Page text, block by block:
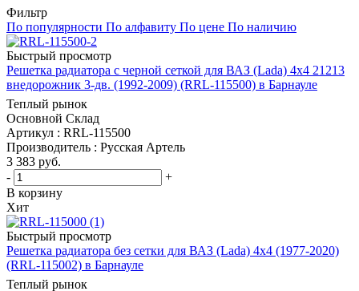
Фильтр
По популярности По алфавиту По цене По наличию
Быстрый просмотр
Решетка радиатора с черной сеткой для ВАЗ (Lada) 4x4 21213
внедорожник 3-дв. (1992-2009) (RRL-115500) в Барнауле
Теплый рынок
Основной Склад
Артикул : RRL-115500
Производитель : Русская Артель
3 383 руб.
-
+
В корзину
Хит
Быстрый просмотр
Решетка радиатора без сетки для ВАЗ (Lada) 4x4 (1977-2020)
(RRL-115002) в Барнауле
Теплый рынок